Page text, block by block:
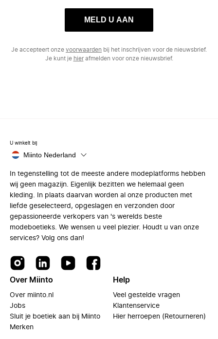
MELD U AAN
Je accepteert onze voorwaarden bij het inschrijven voor de nieuwsbrief.
Je kunt je hierafmelden voor onze nieuwsbrief.
U winkelt bij
Miinto Nederland
In tegenstelling tot de meeste andere modeplatforms hebben
wij geen magazijn. Eigenlijk bezitten we helemaal geen
kleding. In plaats daarvan worden al onze producten met
liefde geselecteerd, opgeslagen en verzonden door
gepassioneerde verkopers van 's werelds beste
modeboetieks. We wensen u veel plezier. Houdt u van onze
services? Volg ons dan!
Over Miinto
Over miinto.nl
Jobs
Sluit je boetiek aan bij Miinto
Merken
Help
Veel gestelde vragen
Klantenservice
Hier herroepen (Retourneren)